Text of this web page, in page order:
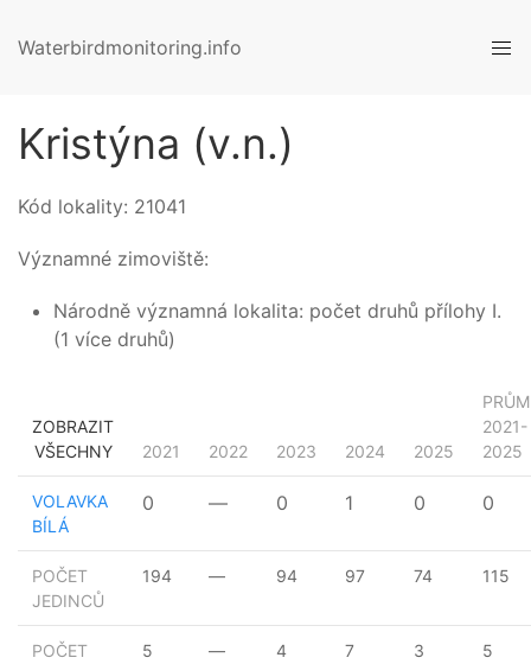
Waterbirdmonitoring.info
Kristýna (v.n.)
Kód lokality: 21041
Významné zimoviště:
Národně významná lokalita: počet druhů přílohy I.
(1 více druhů)
ZOBRAZIT
VŠECHNY
2021 2022 2023 2024 2025
2021-
2025
POČET
JEDINCŮ
194 — 94 97 74 115
POČET
5 — 4 7 3 5
VOLAVKA
BÍLÁ
0 — 0 1 0 0